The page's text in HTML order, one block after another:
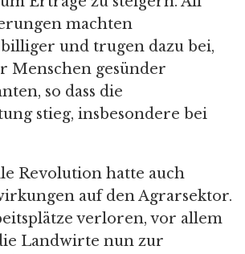
machten
und trugen dazu bei,
Menschen gesünder
so dass die
stieg, insbesondere bei
Revolution hatte auch
auf den Agrarsektor.
verloren, vor allem
Landwirte nun zur